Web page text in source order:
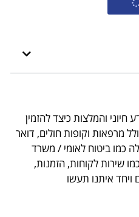
חיוני והמלצות כיצד להזמין
מרפאות וקופות חולים, דואר
כמו ביטוח לאומי / משרד
שירות לקוחות, הזמנות,
ויחד איתנו תעשו